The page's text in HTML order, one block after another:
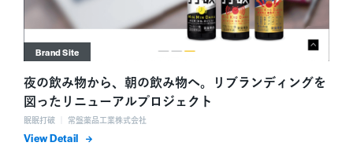
Brand Site
夜の飲み物から、朝の飲み物へ。リブランディングを
図ったリニューアルプロジェクト
眠眠打破 ｜ 常盤薬品工業株式会社
詳細を表示